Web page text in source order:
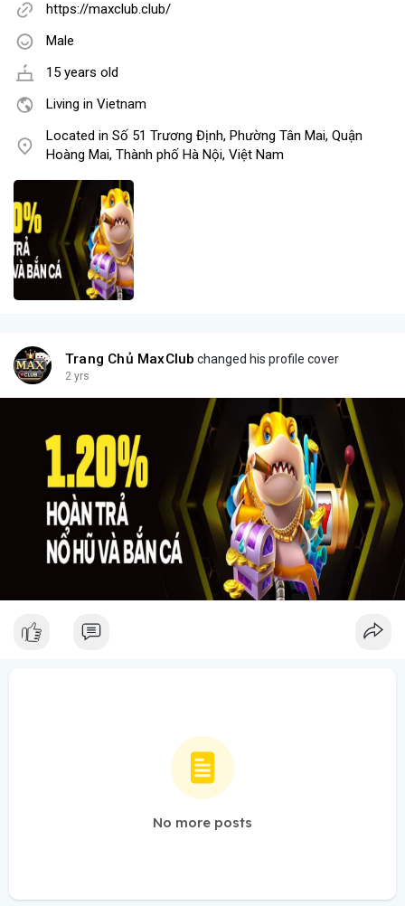
https://maxclub.club/
Male
15 years old
Living in Vietnam
Located in Số 51 Trương Định, Phường Tân Mai, Quận
Hoàng Mai, Thành phố Hà Nội, Việt Nam
Trang Chủ MaxClub changed his profile cover
2 yrs
No more posts